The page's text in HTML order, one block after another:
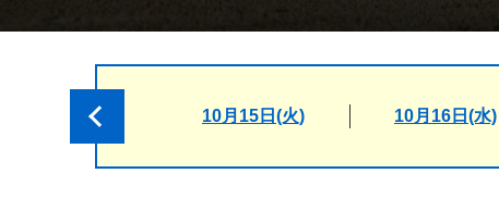
10月15日(火) 10月16日(水)